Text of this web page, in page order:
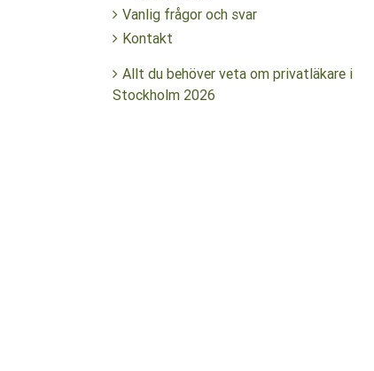
Vanlig frågor och svar
Kontakt
Allt du behöver veta om privatläkare i
Stockholm 2026